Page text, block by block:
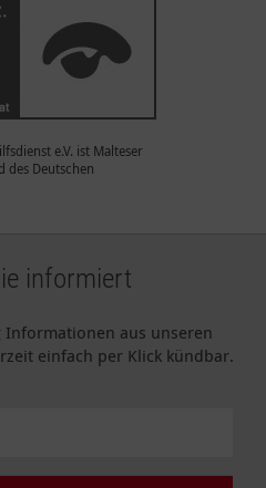
e.V. ist Malteser
des Deutschen
informiert
Informationen aus unseren
einfach per Klick kündbar.